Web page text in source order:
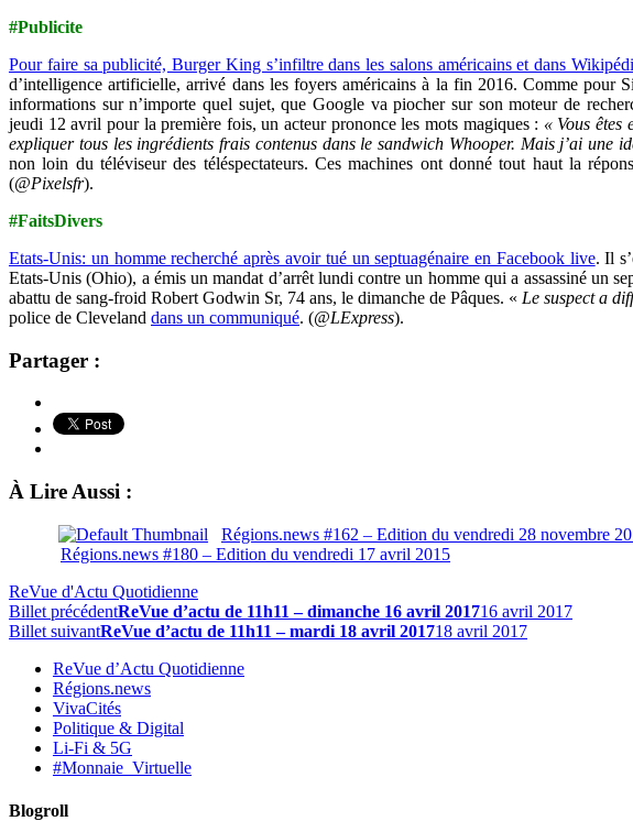
#Publicite
Pour faire sa publicité, Burger King s’infiltre dans les salons américains et dans
d’intelligence artificielle, arrivé dans les foyers américains à la fin 2016. Comme pour
informations sur n’importe quel sujet, que Google va piocher sur son moteur de
jeudi 12 avril pour la première fois, un acteur prononce les mots magiques : « Vous êtes
expliquer tous les ingrédients frais contenus dans le sandwich Whooper. Mais j’ai une
non loin du téléviseur des téléspectateurs. Ces machines ont donné tout haut la
(@Pixelsfr).
#FaitsDivers
Etats-Unis: un homme recherché après avoir tué un septuagénaire en Facebook live. Il
Etats-Unis (Ohio), a émis un mandat d’arrêt lundi contre un homme qui a assassiné un
abattu de sang-froid Robert Godwin Sr, 74 ans, le dimanche de Pâques. « Le suspect a
police de Cleveland dans un communiqué. (@LExpress).
Partager :
À Lire Aussi :
Régions.news #162 – Edition du vendredi 28 novembre
Régions.news #180 – Edition du vendredi 17 avril 2015
ReVue d'Actu Quotidienne
Billet précédentReVue d’actu de 11h11 – dimanche 16 avril 201716 avril 2017
Billet suivantReVue d’actu de 11h11 – mardi 18 avril 201718 avril 2017
ReVue d’Actu Quotidienne
Régions.news
VivaCités
Politique & Digital
Li-Fi & 5G
#Monnaie_Virtuelle
Blogroll